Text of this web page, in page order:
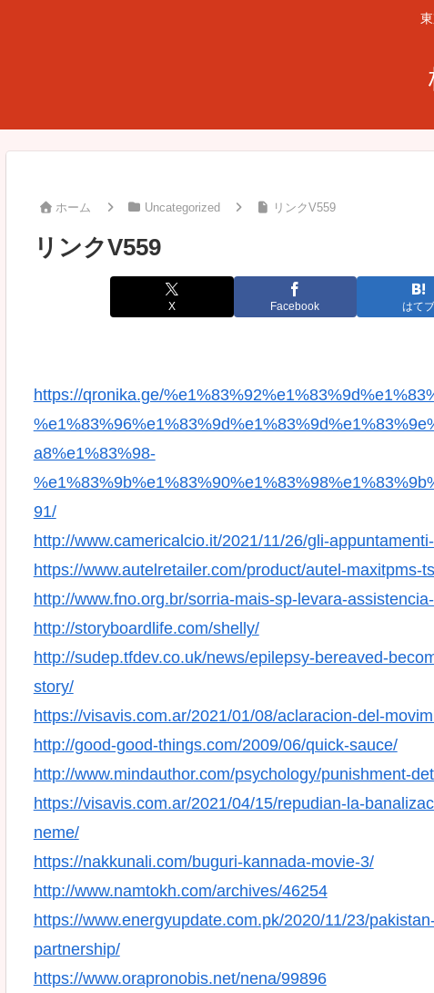
ホーム Uncategorized リンクV559
リンクV559
X Facebook はてブ
https://qronika.ge/
a8%e1%83%98-
91/
http://www.camericalcio.it/2021/11/26/gli-
https://www.autelretailer.com/product/autel-maxitpms-
http://www.fno.org.br/sorria-mais-sp-levara-
http://storyboardlife.com/shelly/
http://sudep.tfdev.co.uk/news/epilepsy-bereaved-
story/
https://visavis.com.ar/2021/01/08/aclaracion-del-
http://good-good-things.com/2009/06/quick-sauce/
http://www.mindauthor.com/psychology/punishment-
https://visavis.com.ar/2021/04/15/repudian-la-
neme/
https://nakkunali.com/buguri-kannada-movie-3/
http://www.namtokh.com/archives/46254
https://www.energyupdate.com.pk/2020/11/23/
partnership/
https://www.orapronobis.net/nena/99896